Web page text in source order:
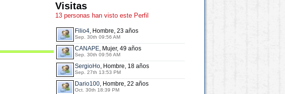
Visitas
13 personas han visto este Perfil
Filio4, Hombre, 23 años
Sep. 30th 09:56 AM
CANAPE, Mujer, 49 años
Sep. 30th 09:56 AM
SergioHo, Hombre, 18 años
Sep. 27th 13:53 PM
Dario100, Hombre, 22 años
Oct. 30th 18:39 PM